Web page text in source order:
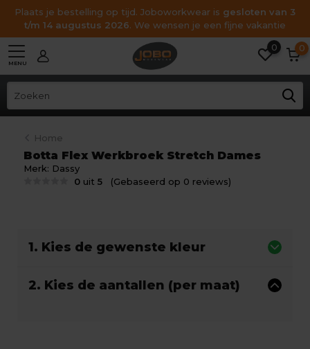
Plaats je bestelling op tijd. Joboworkwear is gesloten van 3
t/m 14 augustus 2026. We wensen je een fijne vakantie
MENU
0 0
Home
Botta Flex Werkbroek Stretch Dames
Merk: Dassy
0 uit5 (Gebaseerd op 0 reviews)
1. Kies de gewenste kleur
2. Kies de aantallen (per maat)